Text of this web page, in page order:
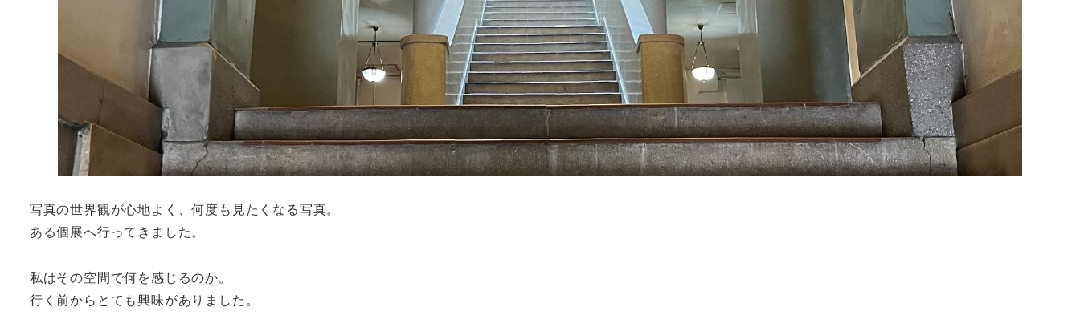
写真の世界観が心地よく、何度も見たくなる写真。
ある個展へ行ってきました。
私はその空間で何を感じるのか。
行く前からとても興味がありました。